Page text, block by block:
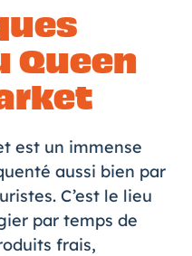
Queen
est un immense
aussi bien par
C’est le lieu
par temps de
frais,